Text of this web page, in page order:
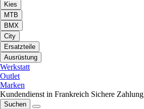
Kies
MTB
BMX
City
Ersatzteile
Ausrüstung
Werkstatt
Outlet
Marken
Kundendienst in Frankreich Sichere Zahlung
Suchen